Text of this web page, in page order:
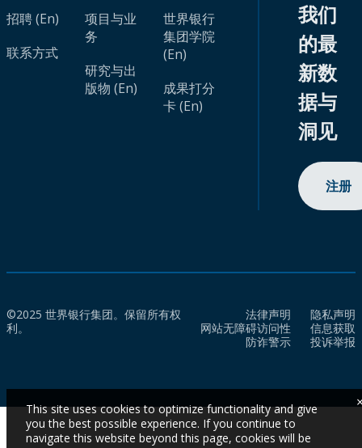
招聘 (En)
联系方式
项目与业
务
研究与出
版物 (En)
世界银行
集团学院
(En)
成果打分
卡 (En)
我们
的最
新数
据与
洞见
注册
©2025 世界银行集团。保留所有权
利。
法律声明
隐私声明
网站无障碍访问性
信息获取
防诈警示
投诉举报
This site uses cookies to optimize functionality and give
you the best possible experience. If you continue to
navigate this website beyond this page, cookies will be